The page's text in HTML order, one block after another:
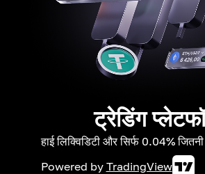
ट्रेडिंग
हाई लिक्विडिटी और सिर्फ 0.04%
Powered by TradingView